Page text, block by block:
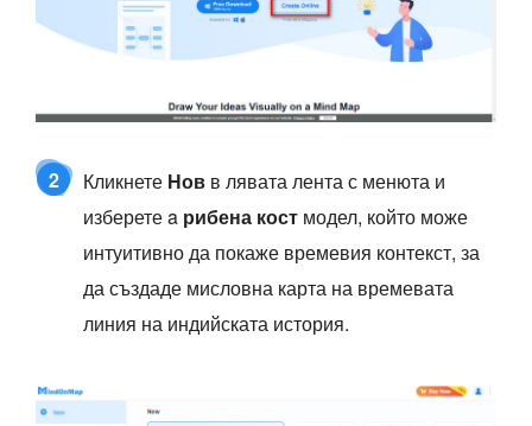
2 Кликнете Нов в лявата лента с менюта и
изберете a рибена кост модел, който може
интуитивно да покаже времевия контекст, за
да създаде мисловна карта на времевата
линия на индийската история.